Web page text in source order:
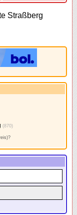
Straßberg
(870)